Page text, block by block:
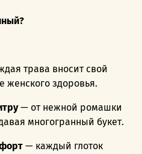
трава вносит свой
женского здоровья.
— от нежной ромашки
многогранный букет.
— каждый глоток